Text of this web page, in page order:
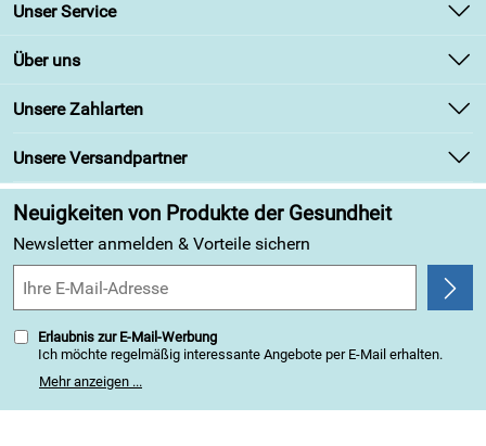
Unser Service
Kontakt
Retourenabwicklung
Lieferbedingungen
Über uns
Unsere Bestseller
Angebote
Kundenbewertungen (313)
4,9/5
Unsere Zahlarten
Unsere Versandpartner
Neuigkeiten von Produkte der Gesundheit
Newsletter anmelden & Vorteile sichern
Erlaubnis zur E-Mail-Werbung
Ich möchte regelmäßig interessante Angebote per E-Mail erhalten.
weitergegeben. Zu statistischen Zwecken wird in anonymer Form
Mehr anzeigen ...